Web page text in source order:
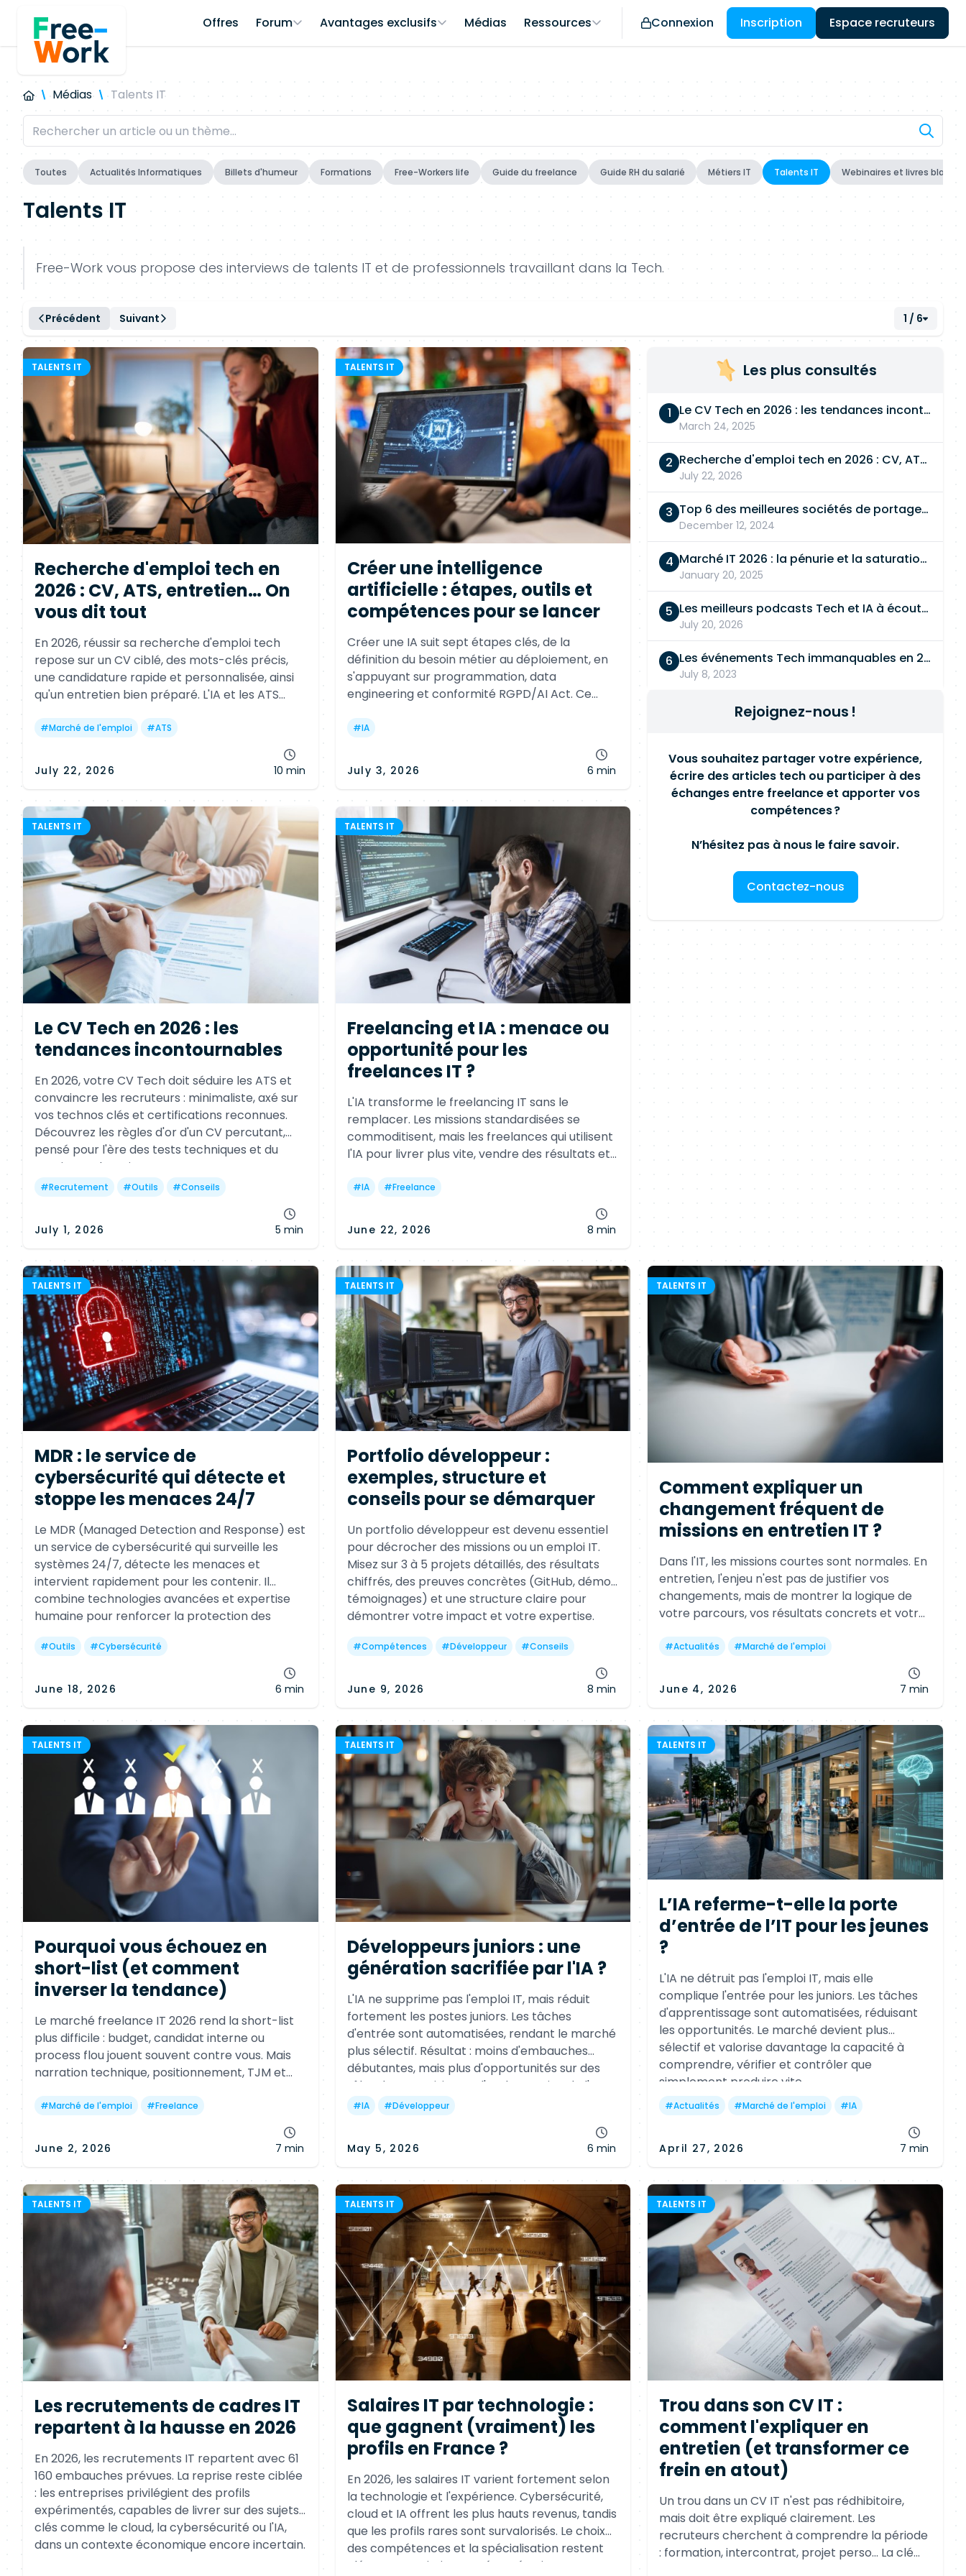
Offres Forum Avantages exclusifs Médias Ressources Connexion Inscription Espace recruteurs
Médias Talents IT
Toutes Actualités Informatiques Billets d'humeur Formations Free-Workers life Guide du freelance Guide RH du salarié Métiers IT Talents IT Webinaires et livres blancs
Talents IT
Free-Work vous propose des interviews de talents IT et de professionnels travaillant dans la Tech.
Précédent Suivant 1 / 6
TALENTS IT
Recherche d'emploi tech en
2026 : CV, ATS, entretien… On
vous dit tout
En 2026, réussir sa recherche d'emploi tech
repose sur un CV ciblé, des mots-clés précis,
une candidature rapide et personnalisée, ainsi
qu'un entretien bien préparé. L'IA et les ATS
parcours, les preuves concrètes et l'échange
#Marché de l'emploi #ATS
July 22, 2026 10 min
TALENTS IT
Créer une intelligence
artificielle : étapes, outils et
compétences pour se lancer
Créer une IA suit sept étapes clés, de la
définition du besoin métier au déploiement, en
s'appuyant sur programmation, data
engineering et conformité RGPD/AI Act. Ce
avec un TJM moyen de 550 €.
#IA
July 3, 2026 6 min
TALENTS IT
Le CV Tech en 2026 : les
tendances incontournables
En 2026, votre CV Tech doit séduire les ATS et
convaincre les recruteurs : minimaliste, axé sur
vos technos clés et certifications reconnues.
Découvrez les règles d'or d'un CV percutant,
pensé pour l'ère des tests techniques et du
continuous learning.
#Recrutement #Outils #Conseils
July 1, 2026 5 min
TALENTS IT
Freelancing et IA : menace ou
opportunité pour les
freelances IT ?
L'IA transforme le freelancing IT sans le
remplacer. Les missions standardisées se
commoditisent, mais les freelances qui utilisent
l'IA pour livrer plus vite, vendre des résultats et
gagnent en productivité, en revenus et en
#IA #Freelance
June 22, 2026 8 min
TALENTS IT
MDR : le service de
cybersécurité qui détecte et
stoppe les menaces 24/7
Le MDR (Managed Detection and Response) est
un service de cybersécurité qui surveille les
systèmes 24/7, détecte les menaces et
intervient rapidement pour les contenir. Il
combine technologies avancées et expertise
humaine pour renforcer la protection des
entreprises face aux cyberattaques.
#Outils #Cybersécurité
June 18, 2026 6 min
TALENTS IT
Portfolio développeur :
exemples, structure et
conseils pour se démarquer
Un portfolio développeur est devenu essentiel
pour décrocher des missions ou un emploi IT.
Misez sur 3 à 5 projets détaillés, des résultats
chiffrés, des preuves concrètes (GitHub, démos,
témoignages) et une structure claire pour
démontrer votre impact et votre expertise.
#Compétences #Développeur #Conseils
June 9, 2026 8 min
TALENTS IT
Comment expliquer un
changement fréquent de
missions en entretien IT ?
Dans l'IT, les missions courtes sont normales. En
entretien, l'enjeu n'est pas de justifier vos
changements, mais de montrer la logique de
votre parcours, vos résultats concrets et votre
ciblés.
#Actualités #Marché de l'emploi
June 4, 2026 7 min
TALENTS IT
Pourquoi vous échouez en
short-list (et comment
inverser la tendance)
Le marché freelance IT 2026 rend la short-list
plus difficile : budget, candidat interne ou
process flou jouent souvent contre vous. Mais
narration technique, positionnement, TJM et
améliorer votre taux de conversion.
#Marché de l'emploi #Freelance
June 2, 2026 7 min
TALENTS IT
Développeurs juniors : une
génération sacrifiée par l'IA ?
L'IA ne supprime pas l'emploi IT, mais réduit
fortement les postes juniors. Les tâches
d'entrée sont automatisées, rendant le marché
plus sélectif. Résultat : moins d'embauches
débutantes, mais plus d'opportunités sur des
rôles de supervision et d'orchestration de l'IA.
#IA #Développeur
May 5, 2026 6 min
TALENTS IT
L’IA referme-t-elle la porte
d’entrée de l’IT pour les jeunes
?
L'IA ne détruit pas l'emploi IT, mais elle
complique l'entrée pour les juniors. Les tâches
d'apprentissage sont automatisées, réduisant
les opportunités. Le marché devient plus
sélectif et valorise davantage la capacité à
comprendre, vérifier et contrôler que
simplement produire vite.
#Actualités #Marché de l'emploi #IA
April 27, 2026 7 min
TALENTS IT
Les recrutements de cadres IT
repartent à la hausse en 2026
En 2026, les recrutements IT repartent avec 61
160 embauches prévues. La reprise reste ciblée
: les entreprises privilégient des profils
expérimentés, capables de livrer sur des sujets
clés comme le cloud, la cybersécurité ou l'IA,
dans un contexte économique encore incertain.
TALENTS IT
Salaires IT par technologie :
que gagnent (vraiment) les
profils en France ?
En 2026, les salaires IT varient fortement selon
la technologie et l'expérience. Cybersécurité,
cloud et IA offrent les plus hauts revenus, tandis
que les profils rares sont survalorisés. Le choix
des compétences et la spécialisation restent
clés pour maximiser sa rémunération.
TALENTS IT
Trou dans son CV IT :
comment l'expliquer en
entretien (et transformer ce
frein en atout)
Un trou dans un CV IT n'est pas rédhibitoire,
mais doit être expliqué clairement. Les
recruteurs cherchent à comprendre la période
: formation, intercontrat, projet perso… La clé
Les plus consultés
Le CV Tech en 2026 : les tendances incontournables
March 24, 2025
Recherche d'emploi tech en 2026 : CV, ATS, entretien… On vous dit tout
July 22, 2026
Top 6 des meilleures sociétés de portage salarial
December 12, 2024
Marché IT 2026 : la pénurie et la saturation, en même temps
January 20, 2025
Les meilleurs podcasts Tech et IA à écouter en 2026
July 20, 2026
Les événements Tech immanquables en 2026
July 8, 2023
Rejoignez-nous !
Vous souhaitez partager votre expérience,
écrire des articles tech ou participer à des
échanges entre freelance et apporter vos
compétences ?
N’hésitez pas à nous le faire savoir.
Contactez-nous